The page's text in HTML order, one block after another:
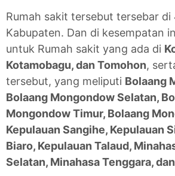
Rumah sakit tersebut tersebar di
Kabupaten. Dan di kesempatan
untuk Rumah sakit yang ada di
Kotamobagu, dan Tomohon,
tersebut, yang meliputi Bolaang
Bolaang Mongondow Selatan,
Mongondow Timur, Bolaang
Kepulauan Sangihe, Kepulauan
Biaro, Kepulauan Talaud,
Selatan, Minahasa Tenggara,